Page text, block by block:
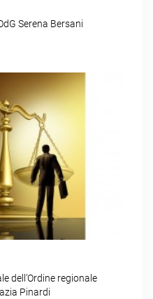
Serena Bersani
dell’Ordine regionale
Pinardi